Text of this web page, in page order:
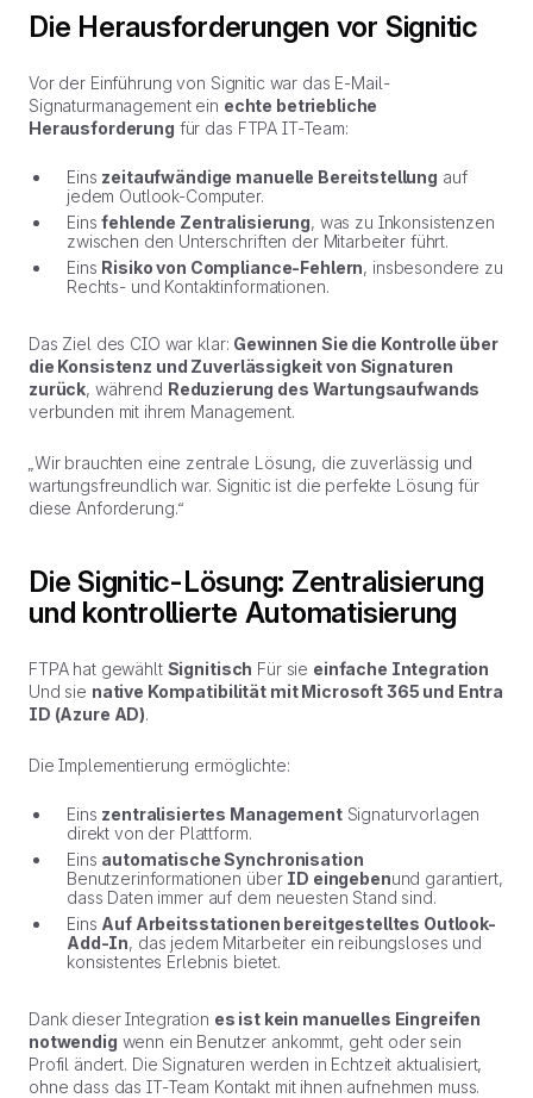
Die Herausforderungen vor Signitic
Vor der Einführung von Signitic war das E-Mail-
Signaturmanagement ein echte betriebliche
Herausforderung für das FTPA IT-Team:
Eins zeitaufwändige manuelle Bereitstellung auf
jedem Outlook-Computer.
Einsfehlende Zentralisierung, was zu Inkonsistenzen
zwischen den Unterschriften der Mitarbeiter führt.
Eins Risiko von Compliance-Fehlern, insbesondere zu
Rechts- und Kontaktinformationen.
Das Ziel des CIO war klar: Gewinnen Sie die Kontrolle über
die Konsistenz und Zuverlässigkeit von Signaturen
zurück, während Reduzierung des Wartungsaufwands
verbunden mit ihrem Management.
„Wir brauchten eine zentrale Lösung, die zuverlässig und
wartungsfreundlich war. Signitic ist die perfekte Lösung für
diese Anforderung.“
Die Signitic-Lösung: Zentralisierung
und kontrollierte Automatisierung
FTPA hat gewählt Signitisch Für sie einfache Integration
Und sie native Kompatibilität mit Microsoft 365 und Entra
ID (Azure AD).
Die Implementierung ermöglichte:
Eins zentralisiertes ManagementSignaturvorlagen
direkt von der Plattform.
Eins automatische Synchronisation
Benutzerinformationen über ID eingebenund garantiert,
dass Daten immer auf dem neuesten Stand sind.
Eins Auf Arbeitsstationen bereitgestelltes Outlook-
Add-In, das jedem Mitarbeiter ein reibungsloses und
konsistentes Erlebnis bietet.
Dank dieser Integration es ist kein manuelles Eingreifen
notwendig wenn ein Benutzer ankommt, geht oder sein
Profil ändert. Die Signaturen werden in Echtzeit aktualisiert,
ohne dass das IT-Team Kontakt mit ihnen aufnehmen muss.